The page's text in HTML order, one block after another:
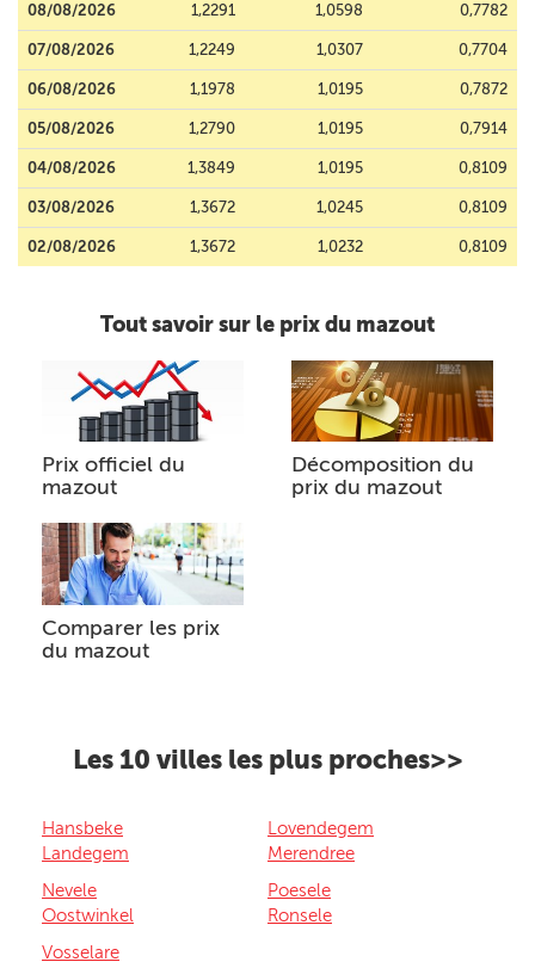
08/08/2026 1,2291 1,0598 0,7782
07/08/2026 1,2249 1,0307 0,7704
06/08/2026 1,1978 1,0195 0,7872
05/08/2026 1,2790 1,0195 0,7914
04/08/2026 1,3849 1,0195 0,8109
03/08/2026 1,3672 1,0245 0,8109
02/08/2026 1,3672 1,0232 0,8109
Tout savoir sur le prix du mazout
Prix officiel du
mazout
Décomposition du
prix du mazout
Comparer les prix
du mazout
Les 10 villes les plus proches>>
Hansbeke
Landegem
Lovendegem
Merendree
Nevele
Oostwinkel
Poesele
Ronsele
Vosselare